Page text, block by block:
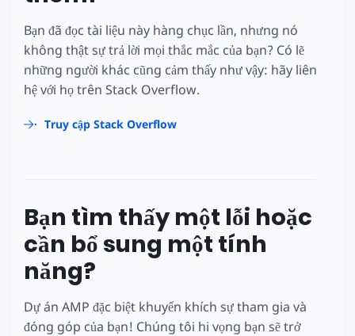
Bạn đã đọc tài liệu này hàng chục lần, nhưng nó
không thật sự trả lời mọi thắc mắc của bạn? Có lẽ
những người khác cũng cảm thấy như vậy: hãy liên
hệ với họ trên Stack Overflow.
Truy cập Stack Overflow
Bạn tìm thấy một lỗi hoặc
cần bổ sung một tính
năng?
Dự án AMP đặc biệt khuyến khích sự tham gia và
đóng góp của bạn! Chúng tôi hi vọng bạn sẽ trở